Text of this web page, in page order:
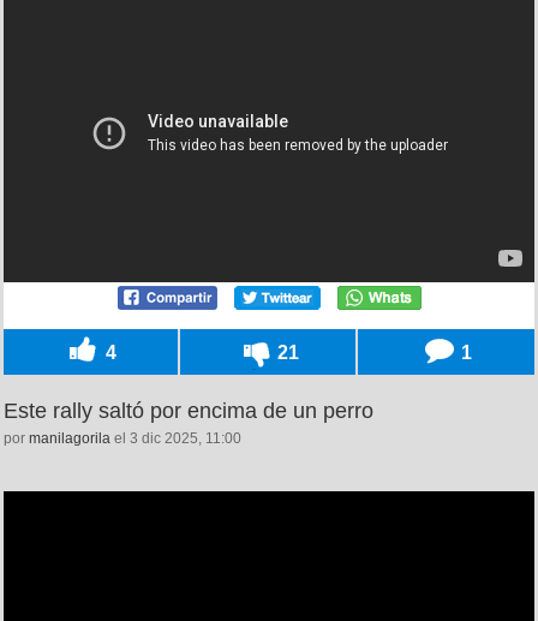
4 21 1
Este rally saltó por encima de un perro
por manilagorila el 3 dic 2025, 11:00